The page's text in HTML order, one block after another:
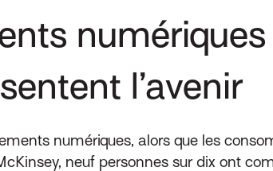
l’avenir
numériques, alors que les
neuf personnes sur dix ont